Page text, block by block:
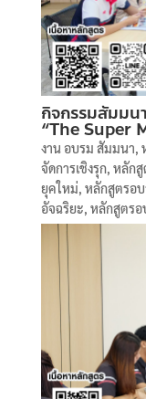
กิจกรรมสัมมน
“The Super
งาน อบรม สัมมนา,
จัดการเชิงรุก, หลักสู
ยุคใหม่, หลักสูตรอ
อัจฉริยะ, หลักสูตรอ